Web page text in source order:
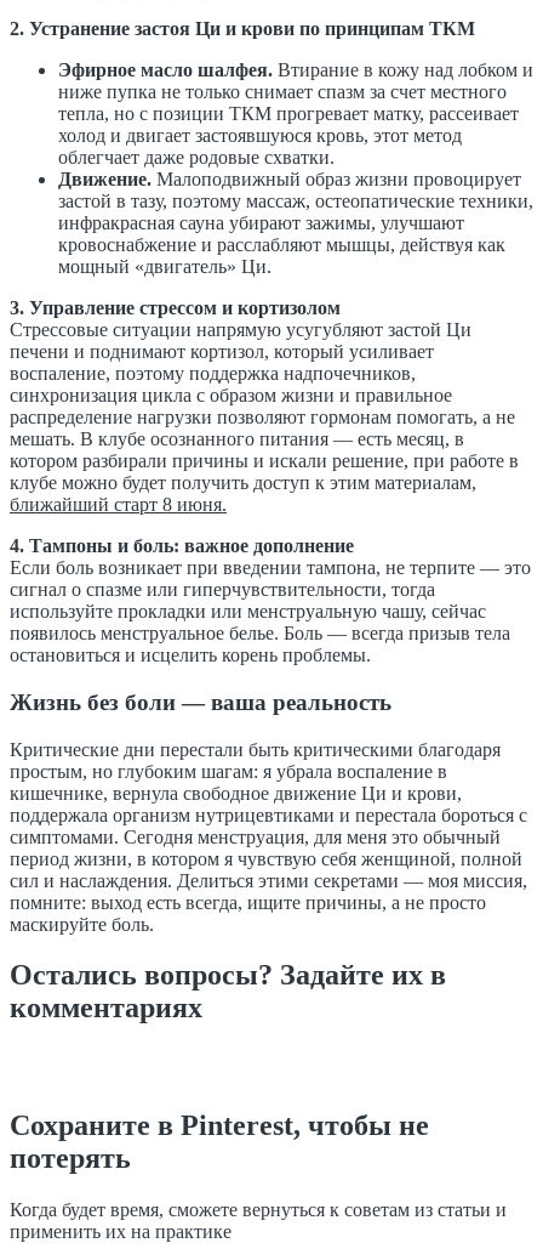
2. Устранение застоя Ци и крови по принципам ТКМ
Эфирное масло шалфея. Втирание в кожу над лобком и
ниже пупка не только снимает спазм за счет местного
тепла, но с позиции ТКМ прогревает матку, рассеивает
холод и двигает застоявшуюся кровь, этот метод
облегчает даже родовые схватки.
Движение. Малоподвижный образ жизни провоцирует
застой в тазу, поэтому массаж, остеопатические техники,
инфракрасная сауна убирают зажимы, улучшают
кровоснабжение и расслабляют мышцы, действуя как
мощный «двигатель» Ци.
3. Управление стрессом и кортизолом
Стрессовые ситуации напрямую усугубляют застой Ци
печени и поднимают кортизол, который усиливает
воспаление, поэтому поддержка надпочечников,
синхронизация цикла с образом жизни и правильное
распределение нагрузки позволяют гормонам помогать, а не
мешать. В клубе осознанного питания — есть месяц, в
котором разбирали причины и искали решение, при работе в
клубе можно будет получить доступ к этим материалам,
ближайший старт 8 июня.
4. Тампоны и боль: важное дополнение
Если боль возникает при введении тампона, не терпите — это
сигнал о спазме или гиперчувствительности, тогда
используйте прокладки или менструальную чашу, сейчас
появилось менструальное белье. Боль — всегда призыв тела
остановиться и исцелить корень проблемы.
Жизнь без боли — ваша реальность
Критические дни перестали быть критическими благодаря
простым, но глубоким шагам: я убрала воспаление в
кишечнике, вернула свободное движение Ци и крови,
поддержала организм нутрицевтиками и перестала бороться с
симптомами. Сегодня менструация, для меня это обычный
период жизни, в котором я чувствую себя женщиной, полной
сил и наслаждения. Делиться этими секретами — моя миссия,
помните: выход есть всегда, ищите причины, а не просто
маскируйте боль.
Остались вопросы? Задайте их в
комментариях
Сохраните в Pinterest, чтобы не
потерять
Когда будет время, сможете вернуться к советам из статьи и
применить их на практике